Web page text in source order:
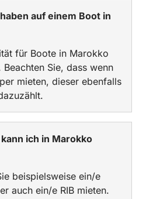
auf einem Boot in
für Boote in Marokko
Sie, dass wenn
mieten, dieser ebenfalls
ich in Marokko
beispielsweise ein/e
auch ein/e RIB mieten.